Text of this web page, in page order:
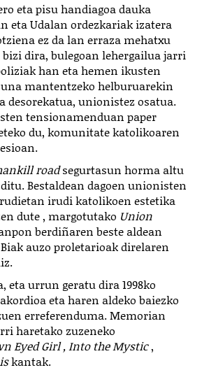
eta pisu handiagoa dauka
eta Udalan ordezkariak izatera
ez da lan erraza mehatxu
dira, bulegoan lehergailua jarri
han eta hemen ikusten
mantentzeko helburuarekin
desorekatua, unionistez osatua.
tensionamenduan paper
du, komunitate katolikoaren
roadsegurtasun horma altu
Bestaldean dagoen unionisten
irudi katolikoen estetika
dute , margotutako Union
berdiñaren beste aldean
auzo proletarioak direlaren
eta urrun geratu dira 1998ko
eta haren aldeko baiezko
erreferenduma. Memorian
haretako zuzeneko
Eyed Girl , Into the Mystic,
kantak.